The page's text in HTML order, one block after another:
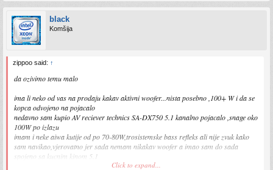
black
Komšija
zippoo said: ↑
da ozivimo temu malo
ima li neko od vas na prodaju kakav aktivni woofer...nista posebno ,100+ W i da se
kopca odvojeno na pojacalo
nedavno sam kupio AV reciever technics SA-DX750 5.1 kanalno pojacalo ,snage oko
100W po izlazu
imam i neke aiwa kutije od po 70-80W,trosistemske bass refleks ali nije zvuk kako
sam navikao,vjerovatno jer sada nemam nikakav woofer a imao sam do sada
spojeno sa kucnim kinom 5.1
Click to expand...